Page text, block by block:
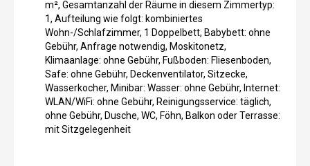
m², Gesamtanzahl der Räume in diesem Zimmertyp:
1, Aufteilung wie folgt: kombiniertes
Wohn-/Schlafzimmer, 1 Doppelbett, Babybett: ohne
Gebühr, Anfrage notwendig, Moskitonetz,
Klimaanlage: ohne Gebühr, Fußboden: Fliesenboden,
Safe: ohne Gebühr, Deckenventilator, Sitzecke,
Wasserkocher, Minibar: Wasser: ohne Gebühr, Internet:
WLAN/WiFi: ohne Gebühr, Reinigungsservice: täglich,
ohne Gebühr, Dusche, WC, Föhn, Balkon oder Terrasse:
mit Sitzgelegenheit